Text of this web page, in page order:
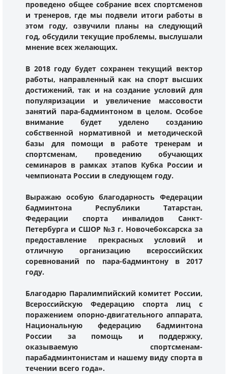
проведено общее собрание всех спортсменов
и тренеров, где мы подвели итоги работы в
этом году, озвучили планы на следующий
год, обсудили текущие проблемы, выслушали
мнение всех желающих.
В 2018 году будет сохранен текущий вектор
работы, направленный как на спорт высших
достижений, так и на создание условий для
популяризации и увеличение массовости
занятий пара-бадминтоном в целом. Особое
внимание будет уделено созданию
собственной нормативной и методической
базы для помощи в работе тренерам и
спортсменам, проведению обучающих
семинаров в рамках этапов Кубка России и
чемпионата России в следующем году.
Выражаю особую благодарность Федерации
бадминтона Республики Татарстан,
Федерации спорта инвалидов Санкт-
Петербурга и СШОР №3 г. Новочебоксарска за
предоставление прекрасных условий и
отличную организацию всероссийских
соревнований по пара-бадминтону в 2017
году.
Благодарю Паралимпийский комитет России,
Всероссийскую Федерацию спорта лиц с
поражением опорно-двигательного аппарата,
Национальную федерацию бадминтона
России за помощь и поддержку,
оказываемую спортсменам-
парабадминтонистам и нашему виду спорта в
течении всего года».